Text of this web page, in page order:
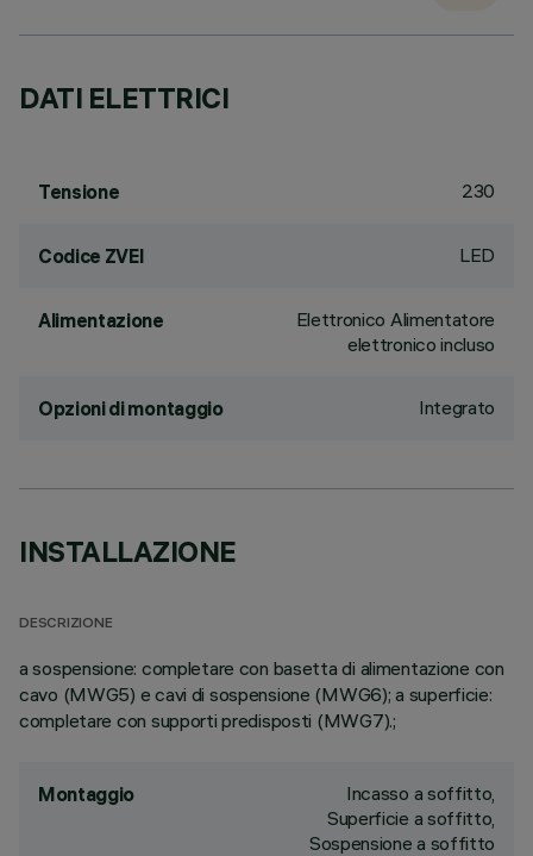
DATI ELETTRICI
Tensione 230
Codice ZVEI LED
Alimentazione
Elettronico Alimentatore
elettronico incluso
Opzioni di montaggio Integrato
INSTALLAZIONE
DESCRIZIONE
a sospensione: completare con basetta di alimentazione con
cavo (MWG5) e cavi di sospensione (MWG6); a superficie:
completare con supporti predisposti (MWG7).;
Montaggio
Incasso a soffitto,
Superficie a soffitto,
Sospensione a soffitto